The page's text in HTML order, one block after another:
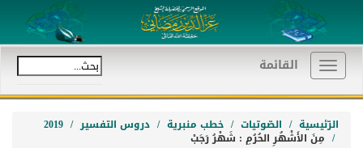
Toggle
navigation
القائمة
الرّئيسية الصّوتيات خطب منبرية دروس التفسير 2019
مِنَ الأَشْهُرِ الحُرُمِ : شَهْرُ رَجَبْ